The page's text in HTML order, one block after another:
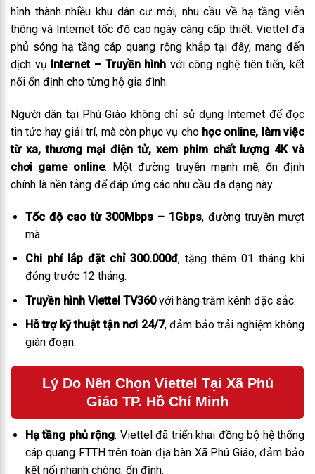
hình thành nhiều khu dân cư mới, nhu cầu về hạ tầng viễn
thông và Internet tốc độ cao ngày càng cấp thiết. Viettel đã
phủ sóng hạ tầng cáp quang rộng khắp tại đây, mang đến
dịch vụ Internet – Truyền hình với công nghệ tiên tiến, kết
nối ổn định cho từng hộ gia đình.
Người dân tại Phú Giáo không chỉ sử dụng Internet để đọc
tin tức hay giải trí, mà còn phục vụ cho học online, làm việc
từ xa, thương mại điện tử, xem phim chất lượng 4K và
chơi game online. Một đường truyền mạnh mẽ, ổn định
chính là nền tảng để đáp ứng các nhu cầu đa dạng này.
Tốc độ cao từ 300Mbps – 1Gbps, đường truyền mượt
mà.
Chi phí lắp đặt chỉ 300.000đ, tặng thêm 01 tháng khi
đóng trước 12 tháng.
Truyền hình Viettel TV360với hàng trăm kênh đặc sắc.
Hỗ trợ kỹ thuật tận nơi 24/7, đảm bảo trải nghiệm không
gián đoạn.
Lý Do Nên Chọn Viettel Tại Xã Phú
Giáo TP. Hồ Chí Minh
Hạ tầng phủ rộng: Viettel đã triển khai đồng bộ hệ thống
cáp quang FTTH trên toàn địa bàn Xã Phú Giáo, đảm bảo
kết nối nhanh chóng, ổn định.